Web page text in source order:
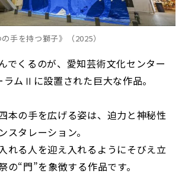
手を持つ獅子》（2025）
でくるのが、愛知芸術文化センター
ムⅡに設置された巨大な作品。
本の手を広げる姿は、迫力と神秘性
スタレーション。
れる人を迎え入れるようにそびえ立
の“門”を象徴する作品です。